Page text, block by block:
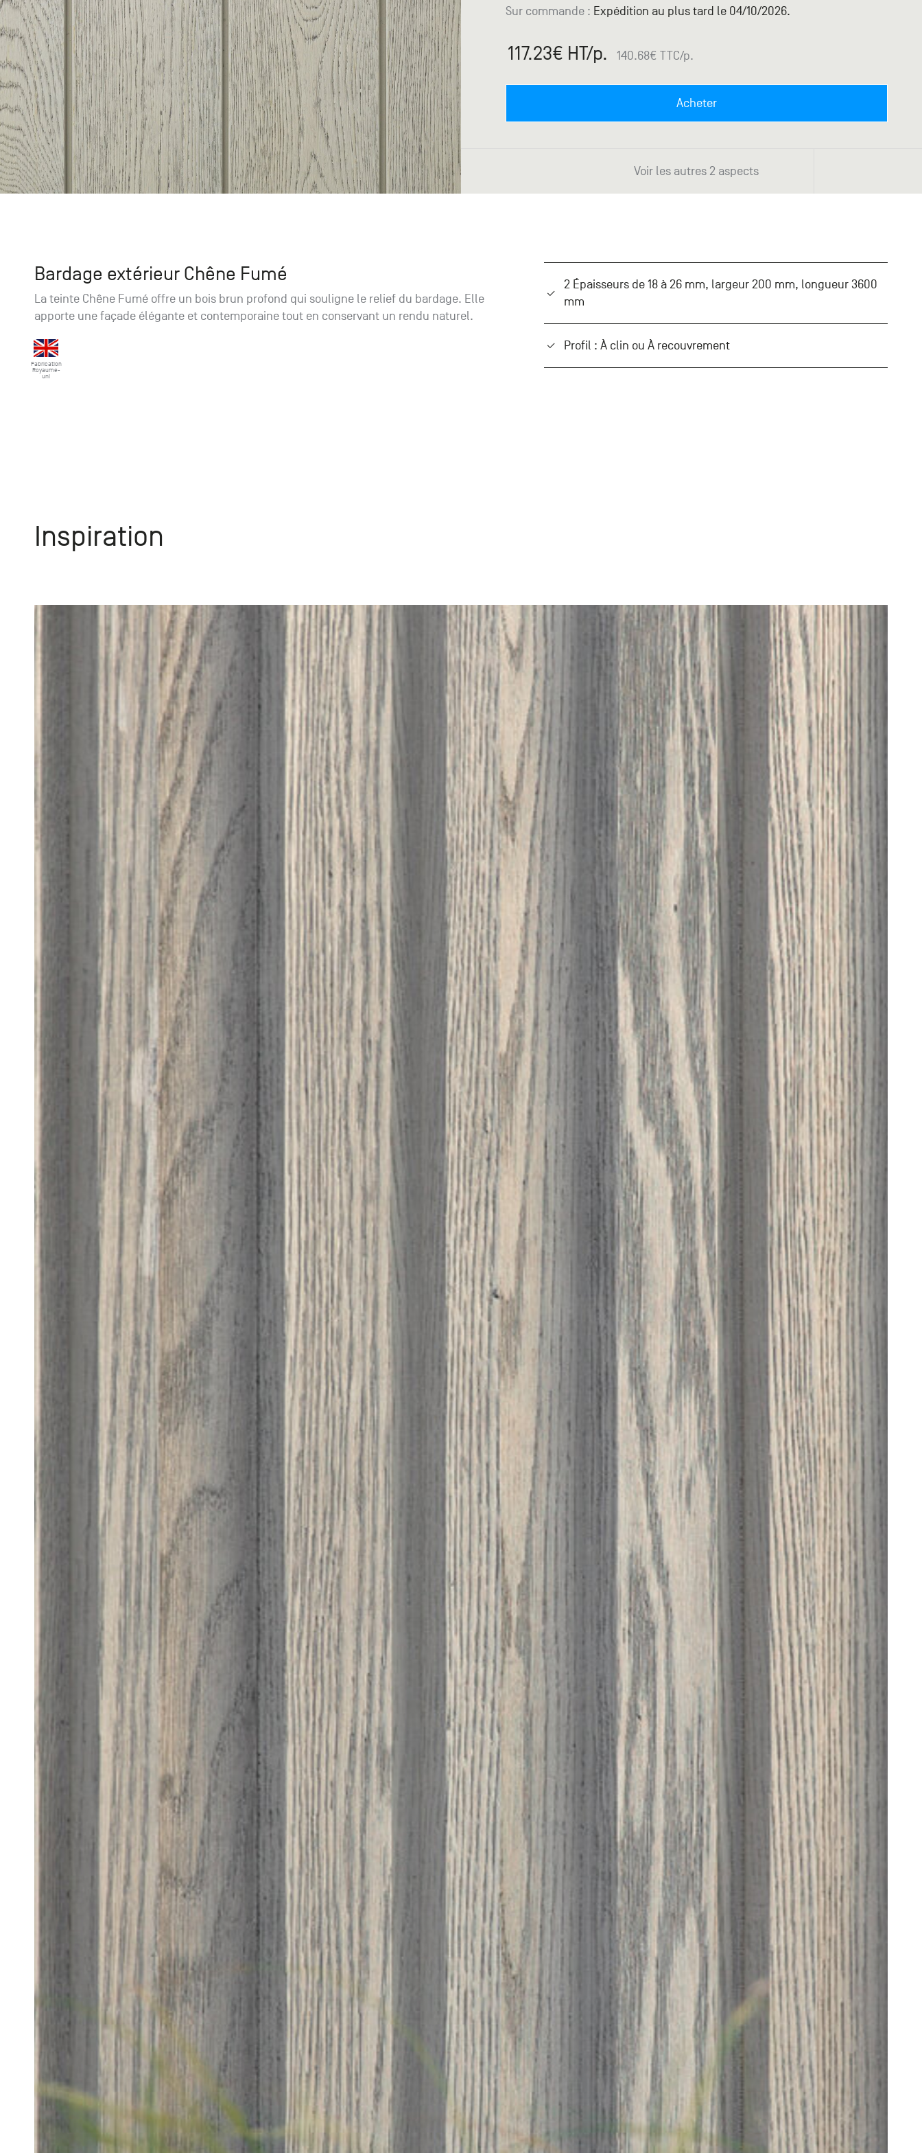
Sur commande : Expédition au plus tard le 04/10/2026.
117.23€ HT/p. 140.68€ TTC/p.
Acheter
Voir les autres 2 aspects
Bardage extérieur Chêne Fumé
La teinte Chêne Fumé offre un bois brun profond qui souligne le relief du bardage. Elle
apporte une façade élégante et contemporaine tout en conservant un rendu naturel.
Fabrication
Royaume-
uni
2 Épaisseurs de 18 à 26 mm, largeur 200 mm, longueur 3600
mm
Profil : À clin ou À recouvrement
Inspiration
Tables
Promotions
Accessoires
95870 Bezons
Chambourcy
Du lundi au samedi
+33 (0)1 30 06 09 22
22, route de Mantes - 78240
Chambourcy
Envie de recevoir des
catalogues papier ?